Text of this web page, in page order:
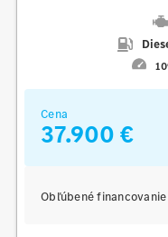
Cena
37.900 €
Obľúbené financovanie